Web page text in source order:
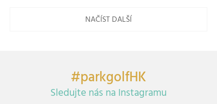
#parkgolfHK
Sledujte nás na Instagramu